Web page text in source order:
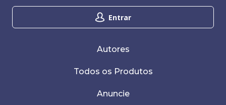
Entrar
Autores
Todos os Produtos
Anuncie